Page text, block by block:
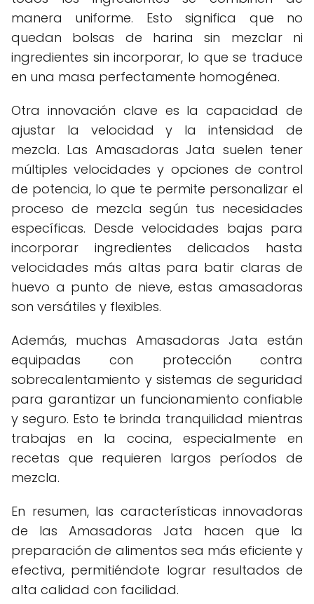
manera uniforme. Esto significa que no
quedan bolsas de harina sin mezclar ni
ingredientes sin incorporar, lo que se traduce
en una masa perfectamente homogénea.
Otra innovación clave es la capacidad de
ajustar la velocidad y la intensidad de
mezcla. Las Amasadoras Jata suelen tener
múltiples velocidades y opciones de control
de potencia, lo que te permite personalizar el
proceso de mezcla según tus necesidades
específicas. Desde velocidades bajas para
incorporar ingredientes delicados hasta
velocidades más altas para batir claras de
huevo a punto de nieve, estas amasadoras
son versátiles y flexibles.
Además, muchas Amasadoras Jata están
equipadas con protección contra
sobrecalentamiento y sistemas de seguridad
para garantizar un funcionamiento confiable
y seguro. Esto te brinda tranquilidad mientras
trabajas en la cocina, especialmente en
recetas que requieren largos períodos de
mezcla.
En resumen, las características innovadoras
de las Amasadoras Jata hacen que la
preparación de alimentos sea más eficiente y
efectiva, permitiéndote lograr resultados de
alta calidad con facilidad.